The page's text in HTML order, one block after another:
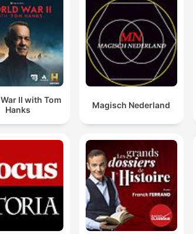
II with Tom
Hanks
Magisch Nederland